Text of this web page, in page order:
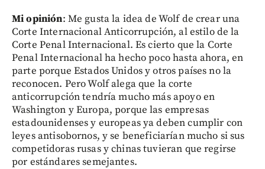
Mi opinión: Me gusta la idea de Wolf de crear una
Corte Internacional Anticorrupción, al estilo de la
Corte Penal Internacional. Es cierto que la Corte
Penal Internacional ha hecho poco hasta ahora, en
parte porque Estados Unidos y otros países no la
reconocen. Pero Wolf alega que la corte
anticorrupción tendría mucho más apoyo en
Washington y Europa, porque las empresas
estadounidenses y europeas ya deben cumplir con
leyes antisobornos, y se beneficiarían mucho si sus
competidoras rusas y chinas tuvieran que regirse
por estándares semejantes.